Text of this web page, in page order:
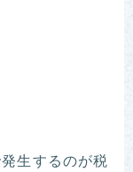
生するのが税